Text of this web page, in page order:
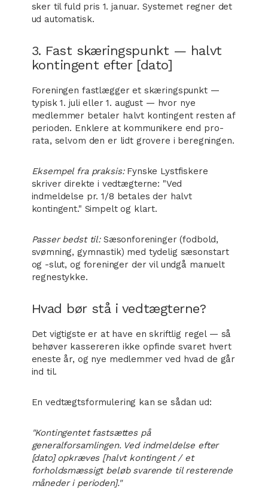
sker til fuld pris 1. januar. Systemet regner det
ud automatisk.
3. Fast skæringspunkt — halvt
kontingent efter [dato]
Foreningen fastlægger et skæringspunkt —
typisk 1. juli eller 1. august — hvor nye
medlemmer betaler halvt kontingent resten af
perioden. Enklere at kommunikere end pro-
rata, selvom den er lidt grovere i beregningen.
Eksempel fra praksis:Fynske Lystfiskere
skriver direkte i vedtægterne: "Ved
indmeldelse pr. 1/8 betales der halvt
kontingent." Simpelt og klart.
Passer bedst til:Sæsonforeninger (fodbold,
svømning, gymnastik) med tydelig sæsonstart
og -slut, og foreninger der vil undgå manuelt
regnestykke.
Hvad bør stå i vedtægterne?
Det vigtigste er at have en skriftlig regel — så
behøver kassereren ikke opfinde svaret hvert
eneste år, og nye medlemmer ved hvad de går
ind til.
En vedtægtsformulering kan se sådan ud:
"Kontingentet fastsættes på
generalforsamlingen. Ved indmeldelse efter
[dato] opkræves [halvt kontingent / et
forholdsmæssigt beløb svarende til resterende
måneder i perioden]."